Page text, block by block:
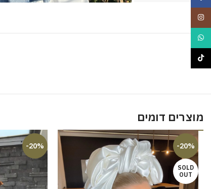
מוצרים דומים
-20%
SOLD
OUT
-20%